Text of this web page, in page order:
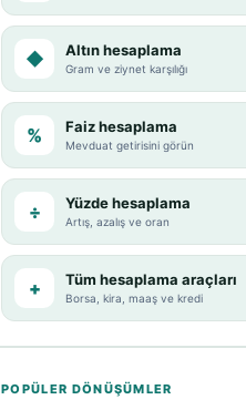
◆ Altın hesaplama
Gram ve ziynet karşılığı
% Faiz hesaplama
Mevduat getirisini görün
÷ Yüzde hesaplama
Artış, azalış ve oran
+ Tüm hesaplama araçları
Borsa, kira, maaş ve kredi
POPÜLER DÖNÜŞÜMLER